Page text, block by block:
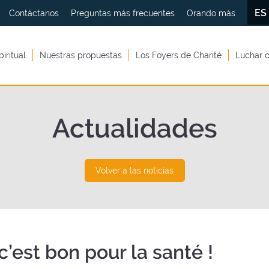
Contáctanos Preguntas más frecuentes Orando más ES
Nuestras propuestas Los Foyers de Charité Luchar
Actualidades
Volver a las noticias
bon pour la santé !